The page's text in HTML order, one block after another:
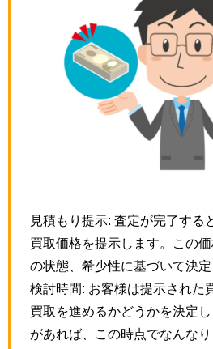
見積もり提示: 査定が完了する
買取価格を提示します。この
の状態、希少性に基づいて決定
検討時間: お客様は提示された
買取を進めるかどうかを決定
があれば、この時点でなんな